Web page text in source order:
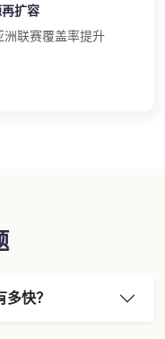
扩容
联赛覆盖率提升
快？